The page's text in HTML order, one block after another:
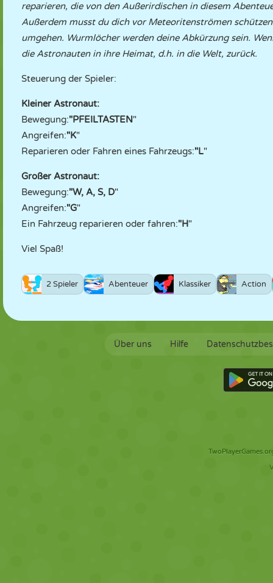
reparieren, die von den Außerirdischen in diesem
Außerdem musst du dich vor Meteoritenströmen
umgehen. Wurmlöcher werden deine Abkürzung sein.
die Astronauten in ihre Heimat, d.h. in die Welt, zurück.
Steuerung der Spieler:
Kleiner Astronaut:
Bewegung:"PFEILTASTEN"
Angreifen:"K"
Reparieren oder Fahren eines Fahrzeugs:"L"
Großer Astronaut:
Bewegung:"W, A, S, D"
Angreifen:"G"
Ein Fahrzeug reparieren oder fahren:"H"
Viel Spaß!
2 Spieler Abenteuer Klassiker Action
Über uns Hilfe